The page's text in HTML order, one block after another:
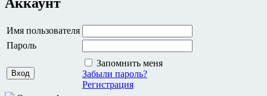
Имя пользователя
Пароль
Запомнить меня
Забыли пароль?
Регистрация